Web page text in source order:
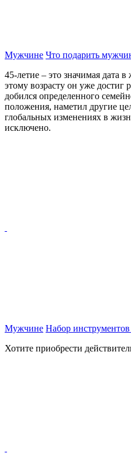
Мужчине Что подарить
45-летие – это значимая
этому возрасту он уже достиг
добился определенного
положения, наметил другие
глобальных изменениях в
исключено.
Мужчине Набор
Хотите приобрести